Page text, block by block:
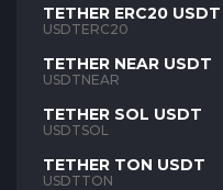
TETHER ERC20 USDT
USDTERC20
TETHER NEAR USDT
USDTNEAR
TETHER SOL USDT
USDTSOL
TETHER TON USDT
USDTTON